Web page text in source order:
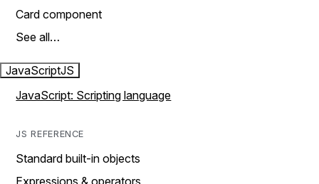
Card component
See all…
JavaScriptJS
JavaScript: Scripting language
JS REFERENCE
Standard built-in objects